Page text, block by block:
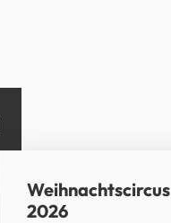
Weihnachtscircus
2026